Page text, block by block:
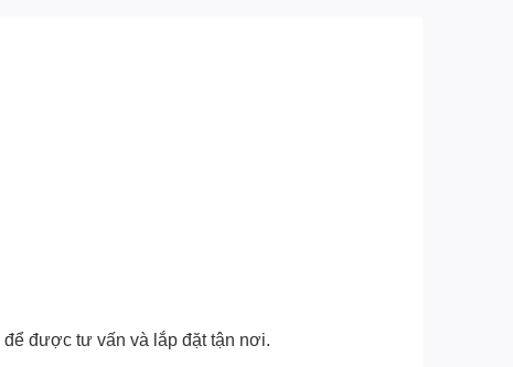
để được tư vấn và lắp đặt tận nơi.